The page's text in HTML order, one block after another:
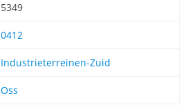
5349
0412
Industrieterreinen-Zuid
Oss